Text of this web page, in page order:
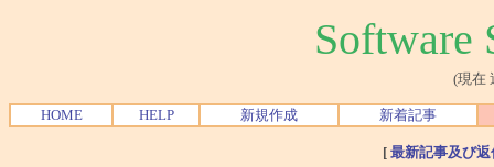
Software
(現在
HOME HELP 新規作成 新着記事
[ 最新記事及び